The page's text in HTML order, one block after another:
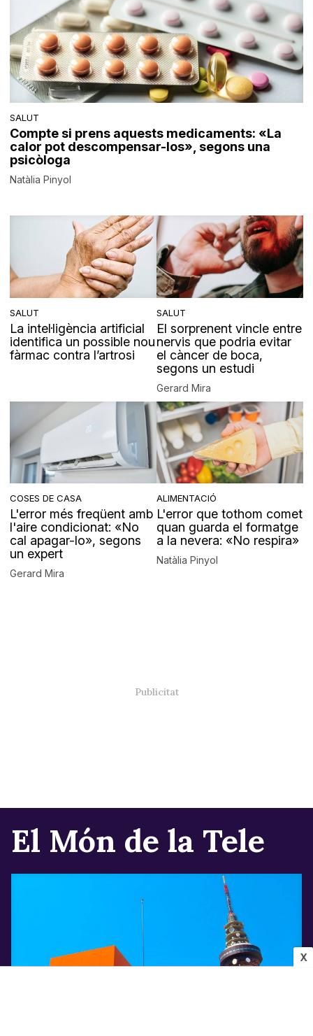
X
SALUT
Compte si prens aquests medicaments: «La
calor pot descompensar-los», segons una
psicòloga
Natàlia Pinyol
SALUT
La intel·ligència artificial
identifica un possible nou
fàrmac contra l’artrosi
SALUT
El sorprenent vincle entre
nervis que podria evitar
el càncer de boca,
segons un estudi
Gerard Mira
COSES DE CASA
L'error més freqüent amb
l'aire condicionat: «No
cal apagar-lo», segons
un expert
Gerard Mira
ALIMENTACIÓ
L'error que tothom comet
quan guarda el formatge
a la nevera: «No respira»
Natàlia Pinyol
El Món de la Tele